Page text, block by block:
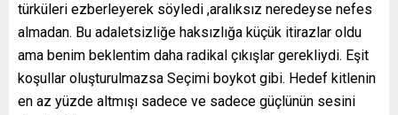
türküleri ezberleyerek söyledi ,aralıksız neredeyse nefes
almadan. Bu adaletsizliğe haksızlığa küçük itirazlar oldu
ama benim beklentim daha radikal çıkışlar gerekliydi. Eşit
koşullar oluşturulmazsa Seçimi boykot gibi. Hedef kitlenin
en az yüzde altmışı sadece ve sadece güçlünün sesini